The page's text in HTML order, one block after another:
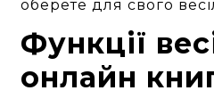
оберете для свого
Функції
онлайн